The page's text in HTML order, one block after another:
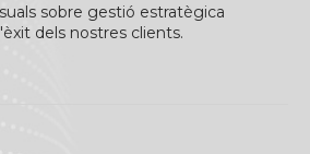
sobre gestió estratègica
dels nostres clients.